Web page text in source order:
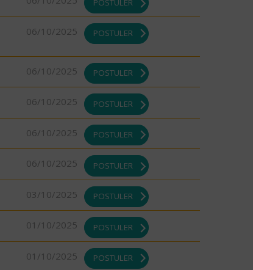
POSTULER
06/10/2025 POSTULER
06/10/2025 POSTULER
06/10/2025 POSTULER
06/10/2025 POSTULER
06/10/2025 POSTULER
03/10/2025 POSTULER
01/10/2025 POSTULER
01/10/2025 POSTULER